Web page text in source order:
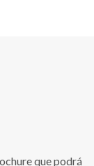
que podrá